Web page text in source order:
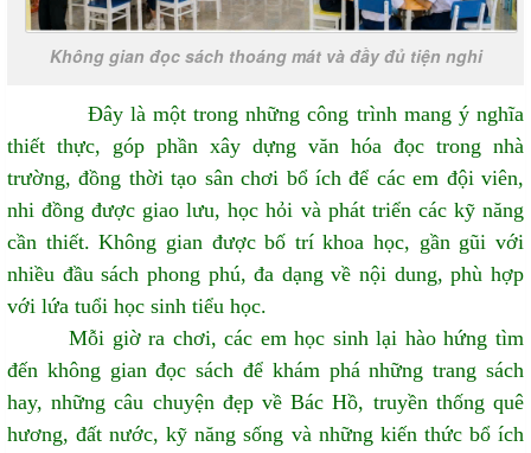
Không gian đọc sách thoáng mát và đầy đủ tiện nghi
Đây là một trong những công trình mang ý nghĩa
thiết thực, góp phần xây dựng văn hóa đọc trong nhà
trường, đồng thời tạo sân chơi bổ ích để các em đội viên,
nhi đồng được giao lưu, học hỏi và phát triển các kỹ năng
cần thiết. Không gian được bố trí khoa học, gần gũi với
nhiều đầu sách phong phú, đa dạng về nội dung, phù hợp
với lứa tuổi học sinh tiểu học.
Mỗi giờ ra chơi, các em học sinh lại hào hứng tìm
đến không gian đọc sách để khám phá những trang sách
hay, những câu chuyện đẹp về Bác Hồ, truyền thống quê
hương, đất nước, kỹ năng sống và những kiến thức bổ ích